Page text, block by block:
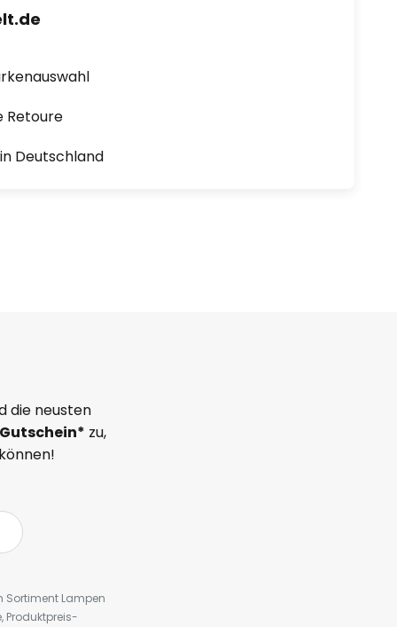
Retoure
Deutschland
die neusten
zu,
Sortiment Lampen
Produktpreis-